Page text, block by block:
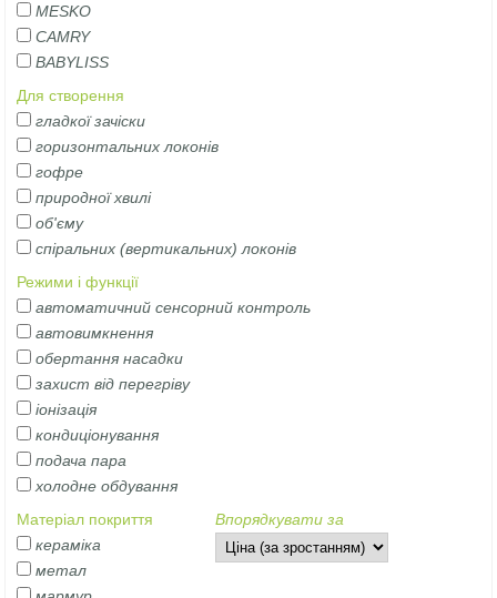
MESKO
CAMRY
BABYLISS
Для створення
гладкої зачіски
горизонтальних локонів
гофре
природної хвилі
об'єму
спіральних (вертикальних) локонів
Режими і функції
автоматичний сенсорний контроль
автовимкнення
обертання насадки
захист від перегріву
іонізація
кондиціонування
подача пара
холодне обдування
Матеріал покриття
кераміка
метал
Впорядкувати за